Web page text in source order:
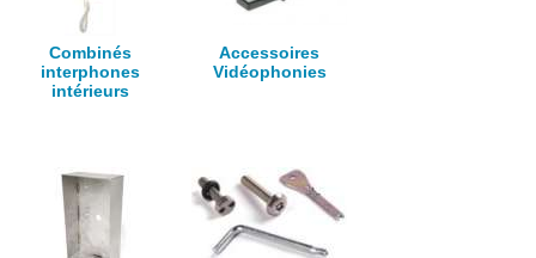
Combinés
interphones
intérieurs
Accessoires
Vidéophonies